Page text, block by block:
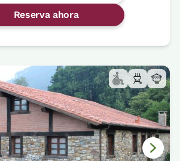
Reserva ahora